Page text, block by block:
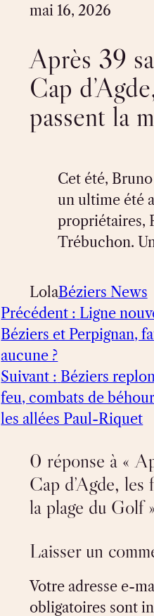
mai 16, 2026
Après 39
Cap
passent la
Cet été,
un ultime été
propriétaires,
Trébuchon.
LolaBéziers News
Précédent : Ligne
Béziers et Perpignan,
aucune ?
Suivant : Béziers
feu, combats de
les allées Paul-Riquet
0 réponse à «
Cap d’Agde,
la plage du Golf »
Laisser un
Votre adresse e-
obligatoires sont